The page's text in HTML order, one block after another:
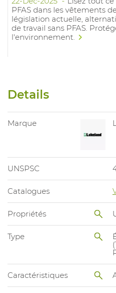
PFAS dans les vêtements
législation actuelle,
de travail sans PFAS.
l'environnement.
Details
Marque
UNSPSC
Catalogues
Propriétés
Type
Caractéristiques